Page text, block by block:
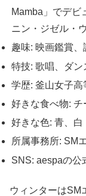
Mamba」でデビ
ニン・ジゼル・
趣味: 映画鑑賞、
特技: 歌唱、ダン
学歴: 釜山女子高
好きな食べ物: チ
好きな色: 青、白
所属事務所: SM
SNS: aespaの公
ウィンターはSM